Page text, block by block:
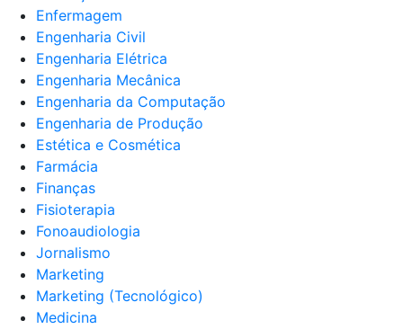
Enfermagem
Engenharia Civil
Engenharia Elétrica
Engenharia Mecânica
Engenharia da Computação
Engenharia de Produção
Estética e Cosmética
Farmácia
Finanças
Fisioterapia
Fonoaudiologia
Jornalismo
Marketing
Marketing (Tecnológico)
Medicina